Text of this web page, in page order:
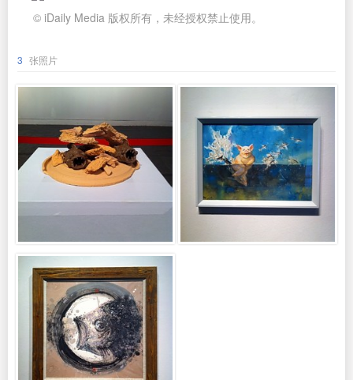
© iDaily Media 版权所有，未经授权禁止使用。
3 张照片